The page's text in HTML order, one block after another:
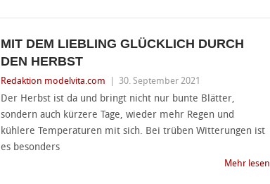
MIT DEM LIEBLING GLÜCKLICH DURCH
DEN HERBST
Redaktion modelvita.com 30. September 2021
Der Herbst ist da und bringt nicht nur bunte Blätter,
sondern auch kürzere Tage, wieder mehr Regen und
kühlere Temperaturen mit sich. Bei trüben Witterungen ist
es besonders
Mehr lesen